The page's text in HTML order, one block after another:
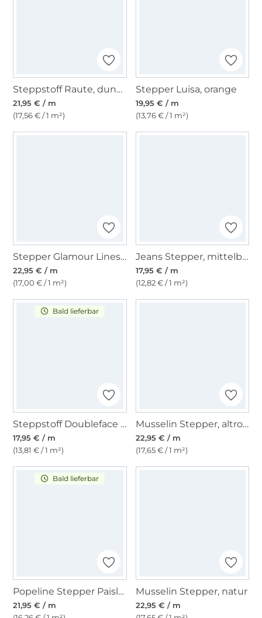
Steppstoff Raute, dunkelblau
21,95 € / m
(17,56 € / 1 m²)
Stepper Luisa, orange
19,95 € / m
(13,76 € / 1 m²)
Stepper Glamour Lines, multicolor
22,95 € / m
(17,00 € / 1 m²)
Jeans Stepper, mittelblau
17,95 € / m
(12,82 € / 1 m²)
Bald lieferbar
Steppstoff Doubleface Enjoy Sorbet Beach Orient Flowers, rosa
17,95 € / m
(13,81 € / 1 m²)
Musselin Stepper, altrosa
22,95 € / m
(17,65 € / 1 m²)
Bald lieferbar
Popeline Stepper Paisley, blau
21,95 € / m
Musselin Stepper, natur
22,95 € / m